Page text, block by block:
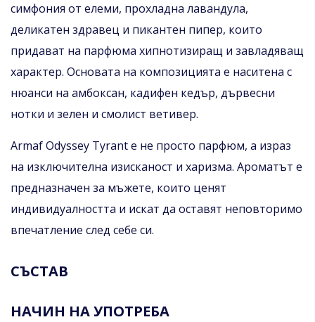
симфония от елеми, прохладна лавандула,
деликатен здравец и пикантен пипер, които
придават на парфюма хипнотизиращ и завладяващ
характер. Основата на композицията е наситена с
нюанси на амбоксан, кадифен кедър, дървесни
нотки и зелен и смолист ветивер.
Armaf Odyssey Tyrant е не просто парфюм, а израз
на изключителна изисканост и харизма. Ароматът е
предназначен за мъжете, които ценят
индивидуалността и искат да оставят неповторимо
впечатление след себе си.
СЪСТАВ
НАЧИН НА УПОТРЕБА